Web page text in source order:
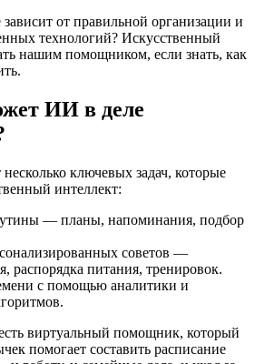
от правильной организации и
технологий? Искусственный
нашим помощником, если знать, как
ИИ в деле
ключевых задач, которые
интеллект:
— планы, напоминания, подбор
советов —
распорядка питания, тренировок.
с помощью аналитики и
виртуальный помощник, который
помогает составить расписание